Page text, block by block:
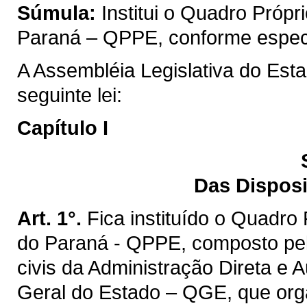
Súmula: Institui o Quadro
Paraná – QPPE, conforme
A Assembléia Legislativa do
seguinte lei:
Capítulo I
Das
Art. 1°. Fica instituído o Quadro
do Paraná - QPPE, composto
civis da Administração Direta e
Geral do Estado – QGE, que